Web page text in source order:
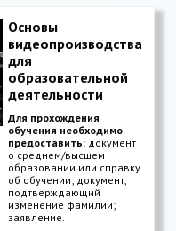
Основы
видеопроизводства
для
образовательной
деятельности
Для прохождения
обучения необходимо
предоставить: документ
о среднем/высшем
образовании или справку
об обучении; документ,
подтверждающий
изменение фамилии;
заявление.